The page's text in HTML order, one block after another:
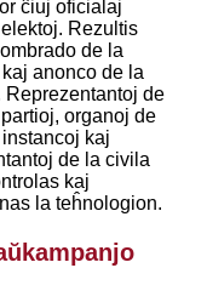
ĉiuj oficialaj
Rezultis
de la
anonco de la
Reprezentantoj de
organoj de
kaj
de la civila
kaj
la teĥnologion.